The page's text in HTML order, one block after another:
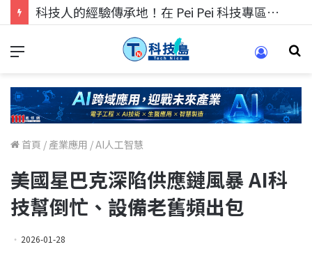
科技人的經驗傳承地！在 Pei Pei 科技專區，與學弟妹交流最硬核的技術
首頁 / 產業應用 /AI人工智慧
美國星巴克深陷供應鏈風暴 AI科
技幫倒忙、設備老舊頻出包
2026-01-28